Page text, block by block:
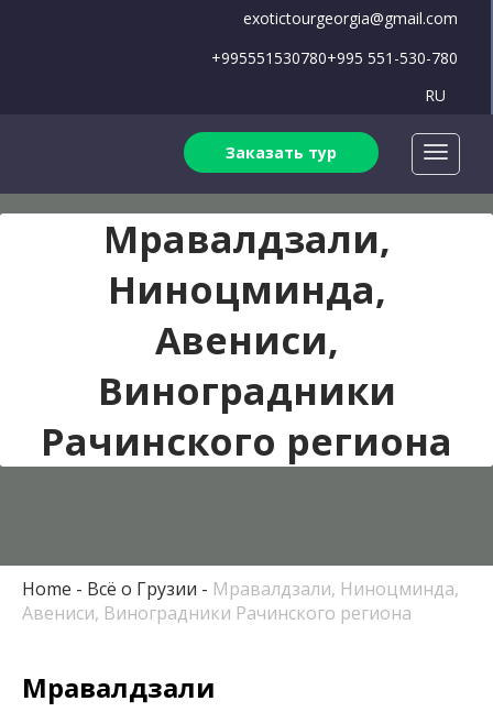
exotictourgeorgia@gmail.com
+995551530780+995 551-530-780
RU
Заказать тур
Мравалдзали,
Ниноцминда,
Авениси,
Виноградники
Рачинского региона
Home Всё о Грузии
Мравалдзали, Ниноцминда,
Авениси, Виноградники Рачинского региона
Мравалдзали